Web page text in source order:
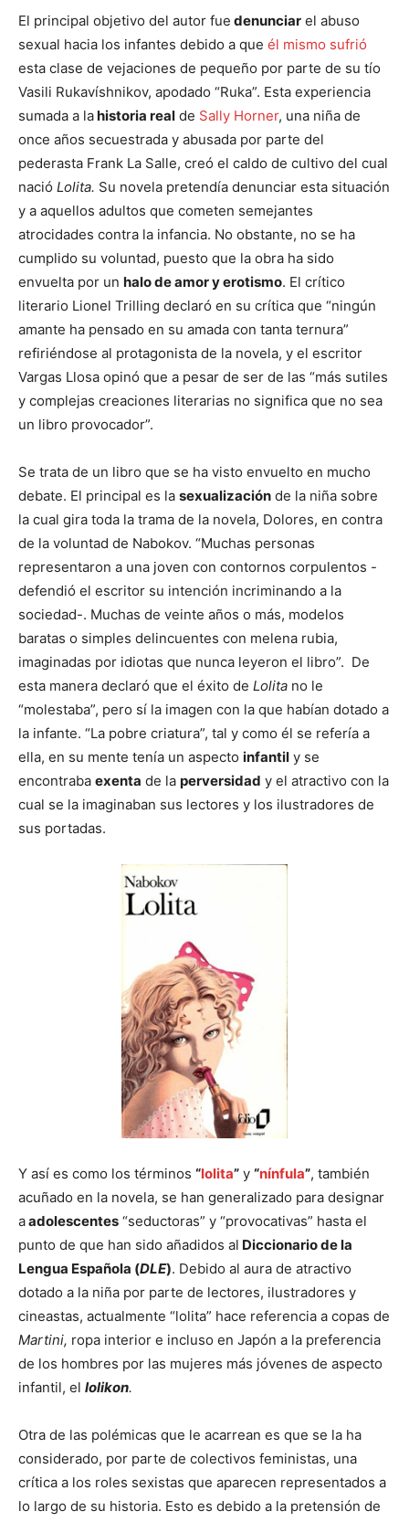
El principal objetivo del autor fue denunciar el abuso
sexual hacia los infantes debido a que él mismo sufrió
esta clase de vejaciones de pequeño por parte de su tío
Vasili Rukavíshnikov, apodado “Ruka”. Esta experiencia
sumada a lahistoria real de Sally Horner, una niña de
once años secuestrada y abusada por parte del
pederasta Frank La Salle, creó el caldo de cultivo del cual
nació Lolita. Su novela pretendía denunciar esta situación
y a aquellos adultos que cometen semejantes
atrocidades contra la infancia. No obstante, no se ha
cumplido su voluntad, puesto que la obra ha sido
envuelta por un halo de amor y erotismo. El crítico
literario Lionel Trilling declaró en su crítica que “ningún
amante ha pensado en su amada con tanta ternura”
refiriéndose al protagonista de la novela, y el escritor
Vargas Llosa opinó que a pesar de ser de las “más sutiles
y complejas creaciones literarias no significa que no sea
un libro provocador”.
Se trata de un libro que se ha visto envuelto en mucho
debate. El principal es la sexualización de la niña sobre
la cual gira toda la trama de la novela, Dolores, en contra
de la voluntad de Nabokov. “Muchas personas
representaron a una joven con contornos corpulentos -
defendió el escritor su intención incriminando a la
sociedad-. Muchas de veinte años o más, modelos
baratas o simples delincuentes con melena rubia,
imaginadas por idiotas que nunca leyeron el libro”. De
esta manera declaró que el éxito de Lolita no le
“molestaba”, pero sí la imagen con la que habían dotado a
la infante. “La pobre criatura”, tal y como él se refería a
ella, en su mente tenía un aspecto infantil y se
encontraba exenta de la perversidad y el atractivo con la
cual se la imaginaban sus lectores y los ilustradores de
sus portadas.
Y así es como los términos “lolita” y “nínfula”, también
acuñado en la novela, se han generalizado para designar
aadolescentes “seductoras” y “provocativas” hasta el
punto de que han sido añadidos al Diccionario de la
Lengua Española (DLE). Debido al aura de atractivo
dotado a la niña por parte de lectores, ilustradores y
cineastas, actualmente “lolita” hace referencia a copas de
Martini, ropa interior e incluso en Japón a la preferencia
de los hombres por las mujeres más jóvenes de aspecto
infantil, el lolikon.
Otra de las polémicas que le acarrean es que se la ha
considerado, por parte de colectivos feministas, una
crítica a los roles sexistas que aparecen representados a
lo largo de su historia. Esto es debido a la pretensión de